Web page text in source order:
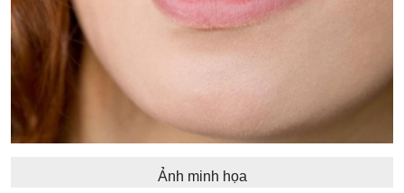
Ảnh minh họa